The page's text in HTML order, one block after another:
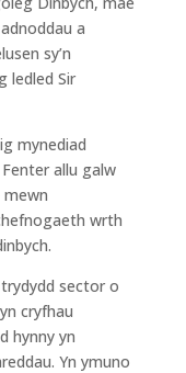
a
sy’n
ledled Sir
mynediad
allu galw
mewn
wrth
sector o
cryfhau
hynny yn
Yn ymuno